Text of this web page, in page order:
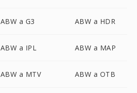
ABW a G3 ABW a HDR
ABW a IPL ABW a MAP
ABW a MTV ABW a OTB